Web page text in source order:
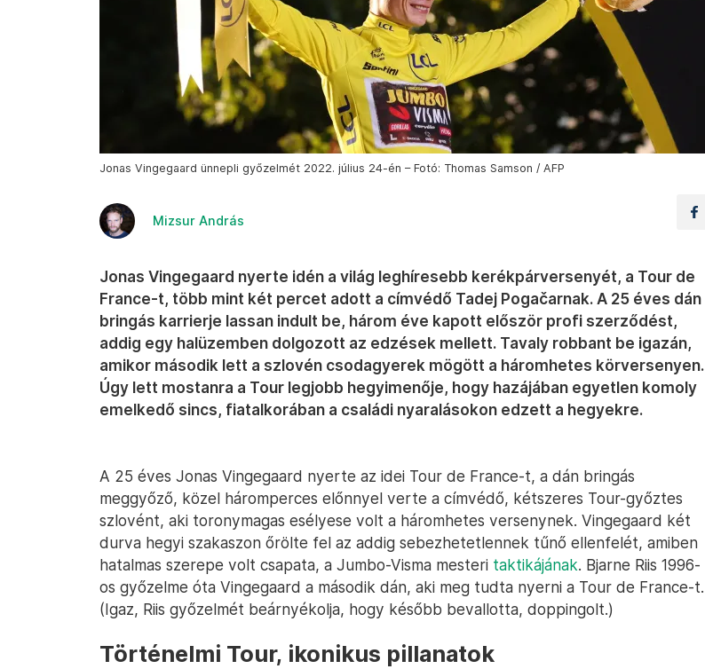
Jonas Vingegaard ünnepli győzelmét 2022. július 24-én – Fotó: Thomas Samson / AFP
Mizsur András
Jonas Vingegaard nyerte idén a világ leghíresebb kerékpárversenyét, a Tour de
France-t, több mint két percet adott a címvédő Tadej Pogačarnak. A 25 éves dán
bringás karrierje lassan indult be, három éve kapott először profi szerződést,
addig egy halüzemben dolgozott az edzések mellett. Tavaly robbant be igazán,
amikor második lett a szlovén csodagyerek mögött a háromhetes körversenyen.
Úgy lett mostanra a Tour legjobb hegyimenője, hogy hazájában egyetlen komoly
emelkedő sincs, fiatalkorában a családi nyaralásokon edzett a hegyekre.
A 25 éves Jonas Vingegaard nyerte az idei Tour de France-t, a dán bringás
meggyőző, közel háromperces előnnyel verte a címvédő, kétszeres Tour-győztes
szlovént, aki toronymagas esélyese volt a háromhetes versenynek. Vingegaard két
durva hegyi szakaszon őrölte fel az addig sebezhetetlennek tűnő ellenfelét, amiben
hatalmas szerepe volt csapata, a Jumbo-Visma mesteri taktikájának. Bjarne Riis 1996-
os győzelme óta Vingegaard a második dán, aki meg tudta nyerni a Tour de France-t.
(Igaz, Riis győzelmét beárnyékolja, hogy később bevallotta, doppingolt.)
Történelmi Tour, ikonikus pillanatok